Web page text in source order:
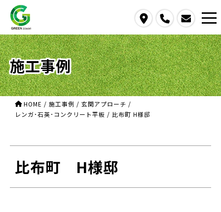
contact us
施工事例
HOME / 施工事例 / 玄関アプローチ /
レンガ･石英･コンクリート平板 / 比布町 H様邸
比布町 H様邸